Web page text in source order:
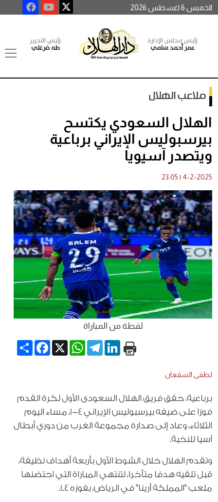
الخميس 6 اغسطس 2026
رئيس مجلس الإدارة
عمر أحمد سامي
رئيس التحرير
طه فرغلي
ملاعب الهلال
الهلال السعودي يكتسح
بيرسبوليس الإيراني برباعية
ويتصدر آسيويا
4-2-2025
|
23:05
لقطة من المباراة
Share
Facebook X
WhatsApp
TelegramLinkedIn
لطفى السقعان
برباعية، حقق فريق الهلال السعودى الأول لكرة القدم
فوزا على ضيفه بيرسبوليس الإيراني 4-1، مساء اليوم
الثلاثاء، وعاد إلى صدارة مجموعة الغرب من دوري أبطال
آسيا للنخبة.
وتقدم الهلال خلال الشوط الأول بأربعة أهداف نظيفة،
قبل تلقيه هدفا متأخرا، لتنتهي المباراة التي احتضنها
ملعب "المملكة أرينا" في الرياض، بفوزه 4ـ1.